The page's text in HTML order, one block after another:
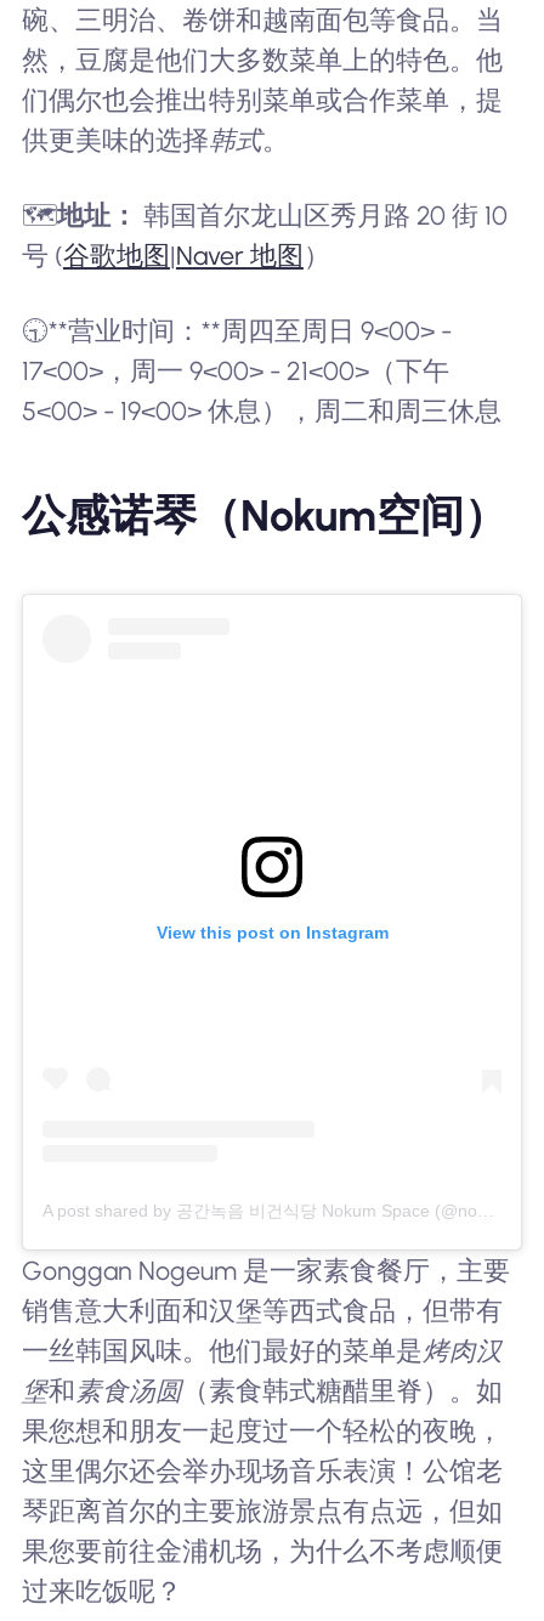
碗、三明治、卷饼和越南面包等食品。当
然，豆腐是他们大多数菜单上的特色。他
们偶尔也会推出特别菜单或合作菜单，提
供更美味的选择韩式。
🗺️地址： 韩国首尔龙山区秀月路 20 街 10
号 (谷歌地图|Naver 地图 ）
🕤**营业时间：**周四至周日 9<00> -
17<00>，周一 9<00> - 21<00>（下午
5<00> - 19<00> 休息），周二和周三休息
公感诺琴（Nokum空间）
View this post on Instagram
A post shared by 공간녹음 비건식당 Nokum Space (@nokumspace)
Gonggan Nogeum 是一家素食餐厅，主要
销售意大利面和汉堡等西式食品，但带有
一丝韩国风味。他们最好的菜单是烤肉汉
堡和 素食汤圆（素食韩式糖醋里脊）。如
果您想和朋友一起度过一个轻松的夜晚，
这里偶尔还会举办现场音乐表演！公馆老
琴距离首尔的主要旅游景点有点远，但如
果您要前往金浦机场，为什么不考虑顺便
过来吃饭呢？